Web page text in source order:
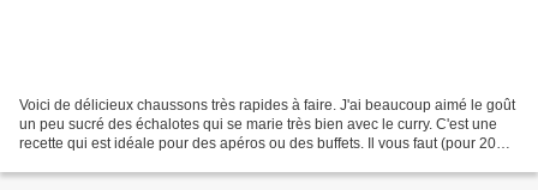
Voici de délicieux chaussons très rapides à faire. J'ai beaucoup aimé le goût
un peu sucré des échalotes qui se marie très bien avec le curry. C'est une
recette qui est idéale pour des apéros ou des buffets. Il vous faut (pour 20